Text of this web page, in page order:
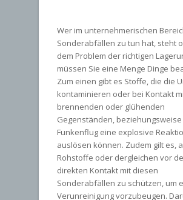
Wer im unternehmerischen
Sonderabfällen zu tun hat, steht
dem Problem der richtigen
müssen Sie eine Menge Dinge
Zum einen gibt es Stoffe, die die
kontaminieren oder bei Kontakt
brennenden oder glühenden
Gegenständen, beziehungsweise
Funkenflug eine explosive
auslösen können. Zudem gilt es,
Rohstoffe oder dergleichen vor
direkten Kontakt mit diesen
Sonderabfällen zu schützen, um
Verunreinigung vorzubeugen.